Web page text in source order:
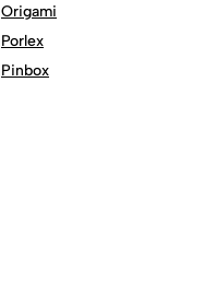
Origami
Porlex
Pinbox